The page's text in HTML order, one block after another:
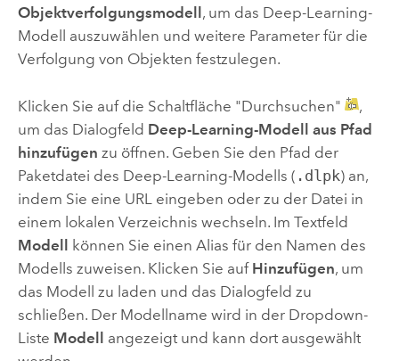
Objektverfolgungsmodell , um das Deep-Learning-
Modell auszuwählen und weitere Parameter für die
Verfolgung von Objekten festzulegen.
Klicken Sie auf die Schaltfläche "Durchsuchen"
,
um das Dialogfeld Deep-Learning-Modell aus Pfad
hinzufügen zu öffnen. Geben Sie den Pfad der
Paketdatei des Deep-Learning-Modells ( .dlpk) an,
indem Sie eine URL eingeben oder zu der Datei in
einem lokalen Verzeichnis wechseln. Im Textfeld
Modell können Sie einen Alias für den Namen des
Modells zuweisen. Klicken Sie auf Hinzufügen, um
das Modell zu laden und das Dialogfeld zu
schließen. Der Modellname wird in der Dropdown-
Liste Modell angezeigt und kann dort ausgewählt